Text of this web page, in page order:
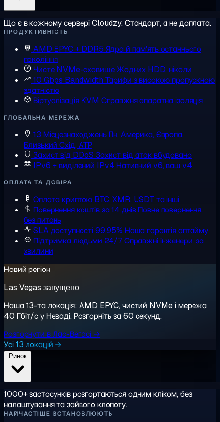
Що є в кожному сервері Cloudzy. Стандарт, а не доплата.
ПРОДУКТИВНІСТЬ
AMD EPYC + DDR5 Ядра й пам'ять останнього
покоління
Чисте NVMe-сховищеЖодних HDD, ніколи
10 Gbps Bandwidth Тарифи з високою пропускною
здатністю
Віртуалізація KVM Справжня апаратна ізоляція
ГЛОБАЛЬНА МЕРЕЖА
13 Місцезнаходжень Пн. Америка, Європа,
Близький Схід, АТР
Захист від DDoS Захист від атак вбудовано
IPv6 + виділений IPv4 Нативний v6, ваш v4
ОПЛАТА ТА ДОВІРА
Оплата криптою BTC, XMR, USDT та інші
Повернення коштів за 14 днів Повне повернення,
без питань
SLA доступності 99,95% Наша гарантія аптайму
Підтримка людьми 24/7Справжні інженери, за
хвилини
Новий регіон
Las Vegas запущено
Наша 13-та локація: AMD EPYC, чистий NVMe і мережа
40 Гбіт/с у Неваді. Розгорніть за 60 секунд.
Розгорнути в Лас-Вегасі →
Усі 13 локацій →
1000+ застосунків розгортаються одним кліком, без
налаштування та зайвого клопоту.
НАЙЧАСТІШЕ ВСТАНОВЛЮЮТЬ